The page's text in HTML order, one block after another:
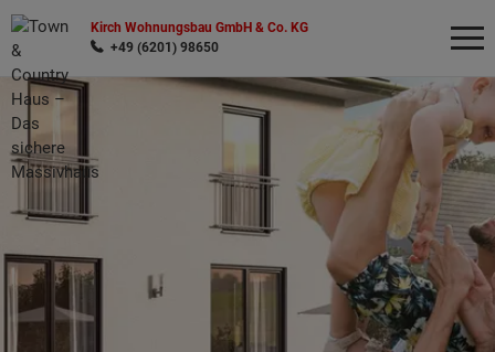
Kirch Wohnungsbau GmbH & Co. KG
+49 (6201) 98650
Wonach möchten Sie suchen?